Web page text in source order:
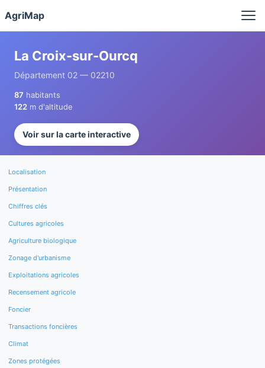
AgriMap
La Croix-sur-Ourcq
Département 02 — 02210
87 habitants
122 m d'altitude
Voir sur la carte interactive
Localisation
Présentation
Chiffres clés
Cultures agricoles
Agriculture biologique
Zonage d'urbanisme
Exploitations agricoles
Recensement agricole
Foncier
Transactions foncières
Climat
Zones protégées